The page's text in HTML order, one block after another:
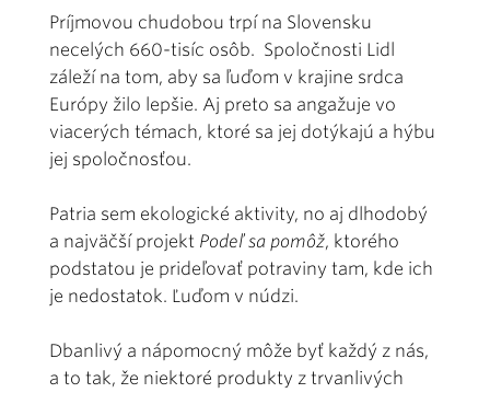
Príjmovou chudobou trpí na Slovensku
necelých 660-tisíc osôb. Spoločnosti Lidl
záleží na tom, aby sa ľuďom v krajine srdca
Európy žilo lepšie. Aj preto sa angažuje vo
viacerých témach, ktoré sa jej dotýkajú a hýbu
jej spoločnosťou.
Patria sem ekologické aktivity, no aj dlhodobý
a najväčší projekt Podeľ sa pomôž, ktorého
podstatou je prideľovať potraviny tam, kde ich
je nedostatok. Ľuďom v núdzi.
Dbanlivý a nápomocný môže byť každý z nás,
a to tak, že niektoré produkty z trvanlivých